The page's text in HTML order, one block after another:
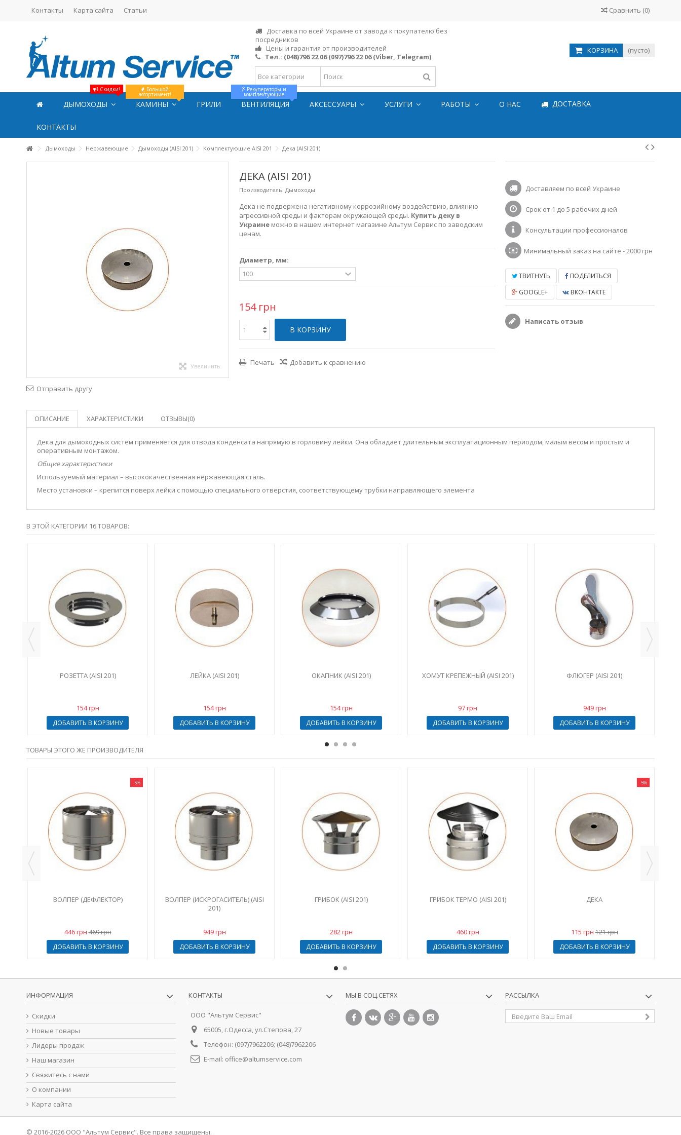
Контакты Карта сайта Статьи Сравнить (0)
Доставка по всей Украине от завода к покупателю без
посредников
Цены и гарантия от производителей
Тел.: (048)796 22 06 (097)796 22 06 (Viber, Telegram)
КОРЗИНА (пусто)
ДЫМОХОДЫ
Скидки!
КАМИНЫ
Большой
ассортимент!
ГРИЛИ ВЕНТИЛЯЦИЯ
Рекуператоры и
комплектующие
АКСЕССУАРЫ УСЛУГИ РАБОТЫ О НАС ДОСТАВКА
КОНТАКТЫ
Дымоходы Нержавеющие Дымоходы (AISI 201) Комплектующие AISI 201 Дека (AISI 201)
Увеличить
Отправить другу
ДЕКА (AISI 201)
Производитель: Дымоходы
Дека не подвержена негативному коррозийному воздействию, влиянию
агрессивной среды и факторам окружающей среды. Купить деку в
Украине можно в нашем интернет магазине Альтум Сервис по заводским
ценам.
Диаметр, мм:
154 грн
В КОРЗИНУ
Печать Добавить к сравнению
Доставляем по всей Украине
Срок от 1 до 5 рабочих дней
Консультации профессионалов
Минимальный заказ на сайте - 2000 грн
ТВИТНУТЬ
ПОДЕЛИТЬСЯ
GOOGLE+
ВКОНТАКТЕ
Написать отзыв
ОПИСАНИЕ ХАРАКТЕРИСТИКИ ОТЗЫВЫ(0)
Дека для дымоходных систем применяется для отвода конденсата напрямую в горловину лейки. Она обладает длительным эксплуатационным периодом, малым весом и простым и
оперативным монтажом.
Общие характеристики
Используемый материал – высококачественная нержавеющая сталь.
Место установки – крепится поверх лейки с помощью специального отверстия, соответствующему трубки направляющего элемента
В ЭТОЙ КАТЕГОРИИ 16 ТОВАРОВ:
РОЗЕТТА (AISI 201)
154 грн
ДОБАВИТЬ В КОРЗИНУ
ЛЕЙКА (AISI 201)
154 грн
ДОБАВИТЬ В КОРЗИНУ
ОКАПНИК (AISI 201)
154 грн
ДОБАВИТЬ В КОРЗИНУ
ХОМУТ КРЕПЕЖНЫЙ (AISI 201)
97 грн
ДОБАВИТЬ В КОРЗИНУ
ФЛЮГЕР (AISI 201)
949 грн
ДОБАВИТЬ В КОРЗИНУ
ТОВАРЫ ЭТОГО ЖЕ ПРОИЗВОДИТЕЛЯ
-5%
ВОЛПЕР (ДЕФЛЕКТОР)
446 грн469 грн
ДОБАВИТЬ В КОРЗИНУ
ВОЛПЕР (ИСКРОГАСИТЕЛЬ) (AISI
201)
949 грн
ДОБАВИТЬ В КОРЗИНУ
ГРИБОК (AISI 201)
282 грн
ДОБАВИТЬ В КОРЗИНУ
ГРИБОК ТЕРМО (AISI 201)
460 грн
ДОБАВИТЬ В КОРЗИНУ
-5%
ДЕКА
115 грн121 грн
ДОБАВИТЬ В КОРЗИНУ
ИНФОРМАЦИЯ
Скидки
Новые товары
Лидеры продаж
Наш магазин
Свяжитесь с нами
О компании
Карта сайта
КОНТАКТЫ
ООО "Альтум Сервис"
65005, г.Одесса, ул.Степова, 27
Телефон: (097)7962206; (048)7962206
E-mail: office@altumservice.com
МЫ В СОЦ.СЕТЯХ РАССЫЛКА
© 2016-2026 ООО "Альтум Сервис". Все права защищены.